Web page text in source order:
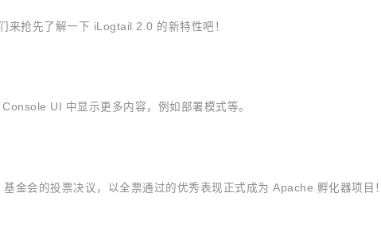
来抢先了解一下 iLogtail 2.0 的新特性吧！
UI 中显示更多内容，例如部署模式等。
会的投票决议，以全票通过的优秀表现正式成为 Apache 孵化器项目！